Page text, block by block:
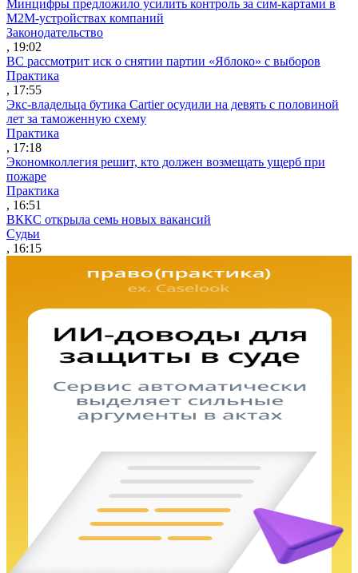
Минцифры предложило усилить контроль за сим-картами в
M2M-устройствах компаний
Законодательство
, 19:02
ВС рассмотрит иск о снятии партии «Яблоко» с выборов
Практика
, 17:55
Экс-владельца бутика Cartier осудили на девять с половиной
лет за таможенную схему
Практика
, 17:18
Экономколлегия решит, кто должен возмещать ущерб при
пожаре
Практика
, 16:51
ВККС открыла семь новых вакансий
Судьи
, 16:15